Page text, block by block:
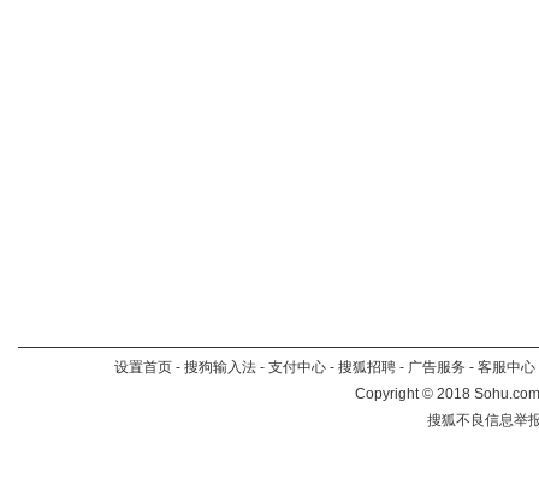
设置首页 - 搜狗输入法 - 支付中心 - 搜狐招聘 - 广告服务 - 客服中心
Copyright©2018
搜狐不良信息举